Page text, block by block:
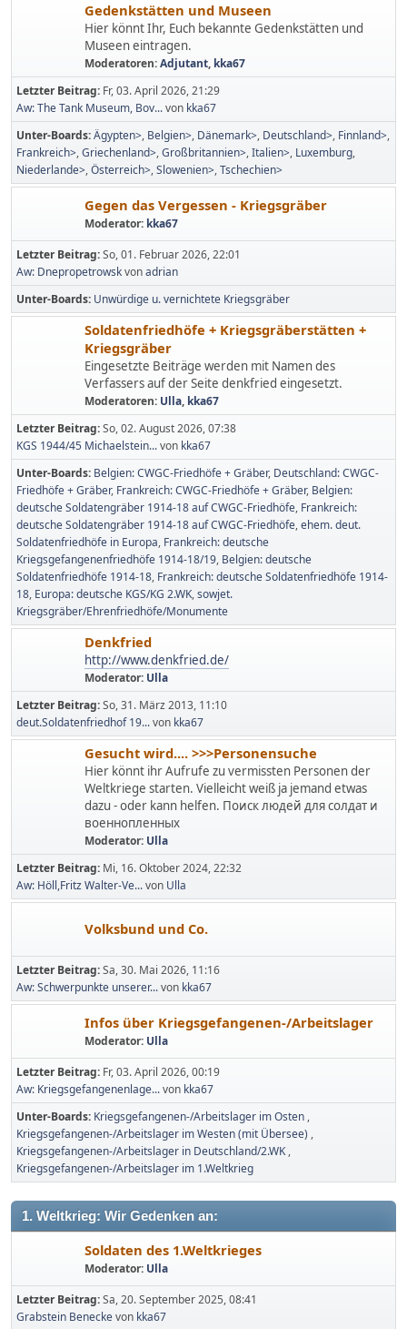
Gedenkstätten und Museen
Hier könnt Ihr, Euch bekannte Gedenkstätten und
Museen eintragen.
Moderatoren:Adjutant, kka67
Letzter Beitrag: Fr, 03. April 2026, 21:29
Aw: The Tank Museum, Bov...von kka67
Unter-Boards Ägypten> Belgien> Dänemark> Deutschland> Finnland>
Frankreich> Griechenland> Großbritannien> Italien> Luxemburg
Niederlande> Österreich> Slowenien> Tschechien>
Gegen das Vergessen - Kriegsgräber
Moderator: kka67
Letzter Beitrag:So, 01. Februar 2026, 22:01
Aw: Dnepropetrowskvonadrian
Unter-Boards Unwürdige u. vernichtete Kriegsgräber
Soldatenfriedhöfe + Kriegsgräberstätten +
Kriegsgräber
Eingesetzte Beiträge werden mit Namen des
Verfassers auf der Seite denkfried eingesetzt.
Moderatoren: Ulla, kka67
Letzter Beitrag:So, 02. August 2026, 07:38
KGS 1944/45 Michaelstein...von kka67
Unter-Boards Belgien: CWGC-Friedhöfe + Gräber Deutschland: CWGC-
Friedhöfe + Gräber Frankreich: CWGC-Friedhöfe + Gräber Belgien:
deutsche Soldatengräber 1914-18 auf CWGC-Friedhöfe Frankreich:
deutsche Soldatengräber 1914-18 auf CWGC-Friedhöfe ehem. deut.
Soldatenfriedhöfe in Europa Frankreich: deutsche
Kriegsgefangenenfriedhöfe 1914-18/19 Belgien: deutsche
Soldatenfriedhöfe 1914-18 Frankreich: deutsche Soldatenfriedhöfe 1914-
18 Europa: deutsche KGS/KG 2.WK sowjet.
Kriegsgräber/Ehrenfriedhöfe/Monumente
Denkfried
http://www.denkfried.de/
Moderator: Ulla
Letzter Beitrag:So, 31. März 2013, 11:10
deut.Soldatenfriedhof 19...von kka67
Gesucht wird.... >>>Personensuche
Hier könnt ihr Aufrufe zu vermissten Personen der
Weltkriege starten. Vielleicht weiß ja jemand etwas
dazu - oder kann helfen. Поиск людей для солдат и
военнопленных
Moderator: Ulla
Letzter Beitrag: Mi, 16. Oktober 2024, 22:32
Aw: Höll,Fritz Walter-Ve...von Ulla
Volksbund und Co.
Letzter Beitrag:Sa, 30. Mai 2026, 11:16
Aw: Schwerpunkte unserer...von kka67
Infos über Kriegsgefangenen-/Arbeitslager
Moderator: Ulla
Letzter Beitrag: Fr, 03. April 2026, 00:19
Aw: Kriegsgefangenenlage...von kka67
Unter-Boards Kriegsgefangenen-/Arbeitslager im Osten
Kriegsgefangenen-/Arbeitslager im Westen (mit Übersee)
Kriegsgefangenen-/Arbeitslager in Deutschland/2.WK
Kriegsgefangenen-/Arbeitslager im 1.Weltkrieg
1. Weltkrieg: Wir Gedenken an:
Soldaten des 1.Weltkrieges
Moderator: Ulla
Letzter Beitrag:Sa, 20. September 2025, 08:41
Grabstein Beneckevon kka67